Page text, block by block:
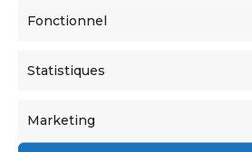
Fonctionnel
Statistiques
Marketing
Identifiant ou adresse e-mail